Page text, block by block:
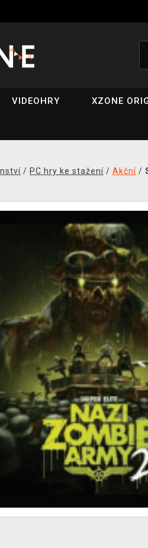
VIDEOHRY XZONE
/ PC hry ke stažení / Akční /